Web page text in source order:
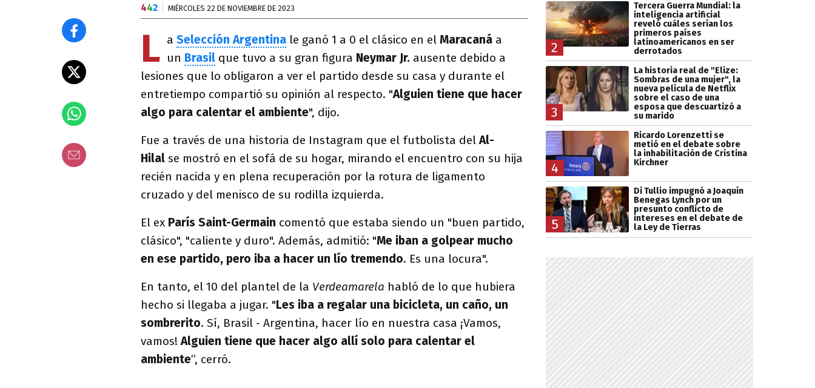
442 MIÉRCOLES 22 DE NOVIEMBRE DE 2023
L a Selección Argentina le ganó 1 a 0 el clásico en el Maracaná a
un Brasil que tuvo a su gran figura Neymar Jr. ausente debido a
lesiones que lo obligaron a ver el partido desde su casa y durante el
entretiempo compartió su opinión al respecto. "Alguien tiene que hacer
algo para calentar el ambiente", dijo.
Fue a través de una historia de Instagram que el futbolista delAl-
Hilal se mostró en el sofá de su hogar, mirando el encuentro con su hija
recién nacida y en plena recuperación por la rotura de ligamento
cruzado y del menisco de su rodilla izquierda.
El ex París Saint-Germain comentó que estaba siendo un "buen partido,
clásico", "caliente y duro". Además, admitió: "Me iban a golpear mucho
en ese partido, pero iba a hacer un lío tremendo. Es una locura".
En tanto, el 10 del plantel de la Verdeamarela habló de lo que hubiera
hecho si llegaba a jugar. "Les iba a regalar una bicicleta, un caño, un
sombrerito. Sí, Brasil - Argentina, hacer lío en nuestra casa ¡Vamos,
vamos! Alguien tiene que hacer algo allí solo para calentar el
ambiente”, cerró.
2
Tercera Guerra Mundial: la
inteligencia artificial
reveló cuáles serían los
primeros países
latinoamericanos en ser
derrotados
3
La historia real de "Elize:
Sombras de una mujer", la
nueva película de Netflix
sobre el caso de una
esposa que descuartizó a
su marido
4
Ricardo Lorenzetti se
metió en el debate sobre
la inhabilitación de Cristina
Kirchner
5
Di Tullio impugnó a Joaquín
Benegas Lynch por un
presunto conflicto de
intereses en el debate de
la Ley de Tierras